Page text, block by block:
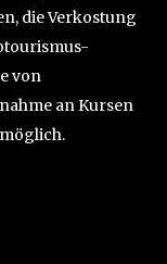
die Verkostung
von
an Kursen